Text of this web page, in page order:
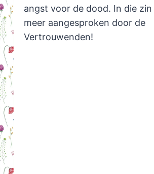
angst voor de dood. In die
meer aangesproken door de
Vertrouwenden!